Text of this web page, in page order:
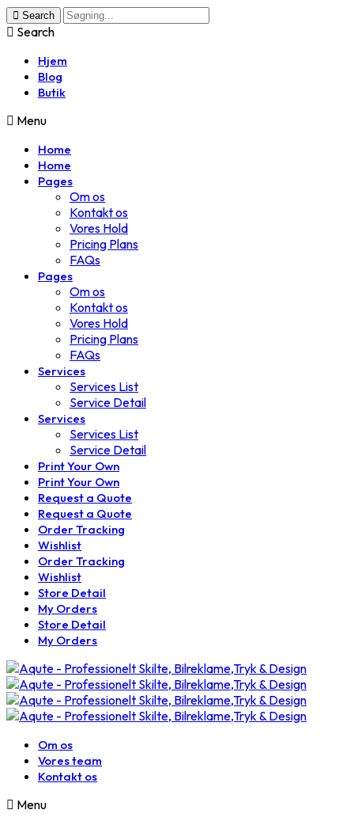
Search
Search
Hjem
Blog
Butik
Menu
Home
Home
Pages
Om os
Kontakt os
Vores Hold
Pricing Plans
FAQs
Pages
Om os
Kontakt os
Vores Hold
Pricing Plans
FAQs
Services
Services List
Service Detail
Services
Services List
Service Detail
Print Your Own
Print Your Own
Request a Quote
Request a Quote
Order Tracking
Wishlist
Order Tracking
Wishlist
Store Detail
My Orders
Store Detail
My Orders
Om os
Vores team
Kontakt os
Menu